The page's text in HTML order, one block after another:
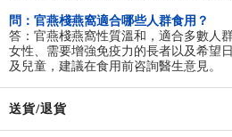
問：官燕棧燕窩適合哪些人群食用？
答：官燕棧燕窩性質溫和，適合多數人
女性、需要增強免疫力的長者以及希望
及兒童，建議在食用前咨詢醫生意見。
送貨/退貨